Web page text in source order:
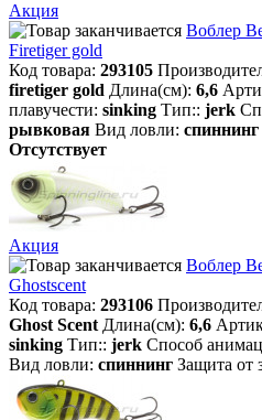
Акция
Воблер
Firetiger gold
Код товара: 293105
firetiger gold Длина(см): 6,6
плавучести: sinking Тип:: jerk
рывковая Вид ловли: спиннинг
Отсутствует
Акция
Воблер
Ghostscent
Код товара: 293106
Ghost Scent Длина(см): 6,6
sinking Тип:: jerk Способ
Вид ловли: спиннинг Защита от